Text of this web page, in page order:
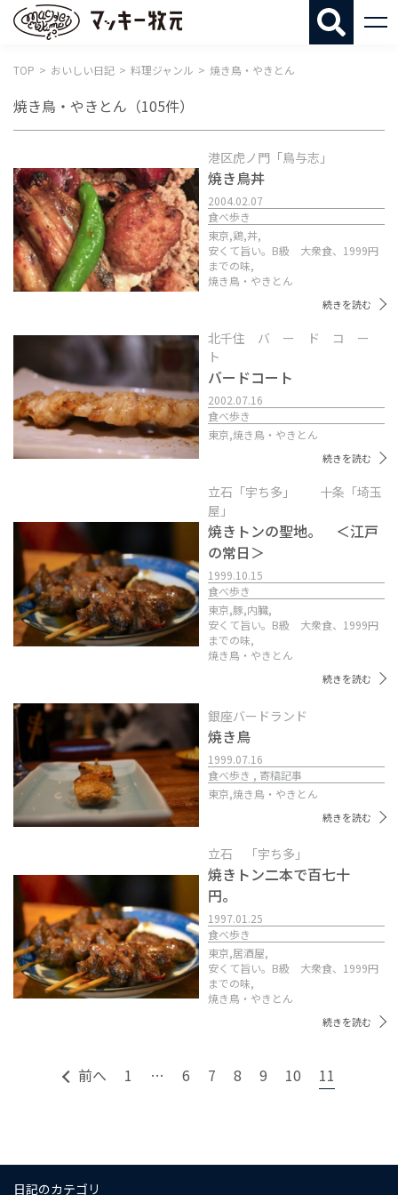
TOP おいしい日記 料理ジャンル 焼き鳥・やきとん
焼き鳥・やきとん （105件）
港区虎ノ門「鳥与志」
焼き鳥丼
2004.02.07
食べ歩き
東京,鶏,丼,
安くて旨い。B級 大衆食、1999円
までの味,
焼き鳥・やきとん
続きを読む
北千住 バ ー ド コ ー
ト
バードコート
2002.07.16
食べ歩き
東京,焼き鳥・やきとん
続きを読む
立石「宇ち多」 十条「埼玉
屋」
焼きトンの聖地。 ＜江戸
の常日＞
1999.10.15
食べ歩き
東京,豚,内臓,
安くて旨い。B級 大衆食、1999円
までの味,
焼き鳥・やきとん
続きを読む
銀座バードランド
焼き鳥
1999.07.16
食べ歩き , 寄稿記事
東京,焼き鳥・やきとん
続きを読む
立石 「宇ち多」
焼きトン二本で百七十
円。
1997.01.25
食べ歩き
東京,居酒屋,
安くて旨い。B級 大衆食、1999円
までの味,
焼き鳥・やきとん
続きを読む
前へ 1 … 6 7 8 9 10 11
日記のカテゴリ